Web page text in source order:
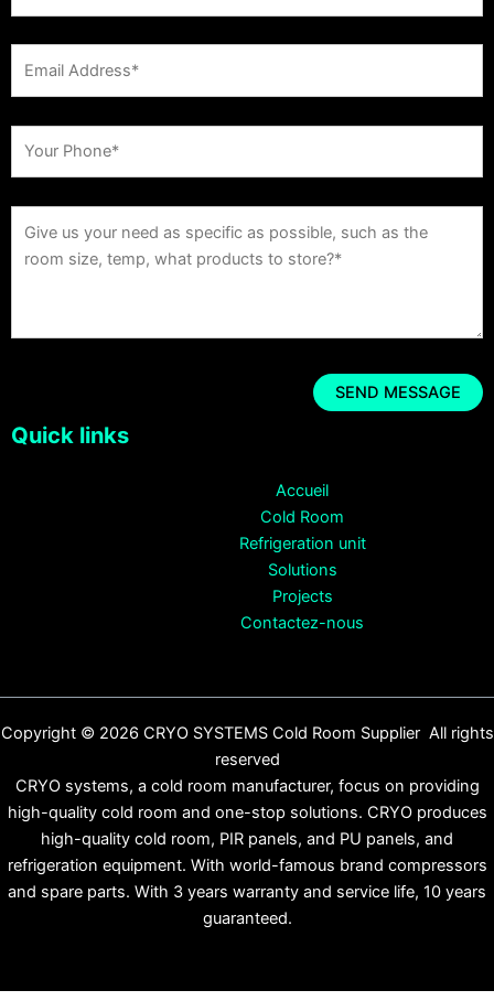
Quick links
Accueil
Cold Room
Refrigeration unit
Solutions
Projects
Contactez-nous
Copyright © 2026 CRYO SYSTEMS Cold Room Supplier All rights
reserved
CRYO systems, a cold room manufacturer, focus on providing
high-quality cold room and one-stop solutions. CRYO produces
high-quality cold room, PIR panels, and PU panels, and
refrigeration equipment. With world-famous brand compressors
and spare parts. With 3 years warranty and service life, 10 years
guaranteed.